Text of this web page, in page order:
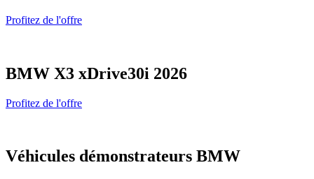
Profitez de l'offre
BMW X3 xDrive30i 2026
Profitez de l'offre
Véhicules démonstrateurs BMW